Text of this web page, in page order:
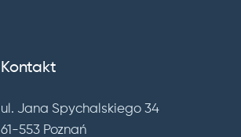
Kontakt
ul. Jana Spychalskiego 34
61-553 Poznań